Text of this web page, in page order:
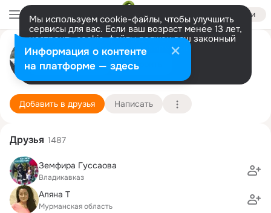
Войти
Мы используем cookie-файлы, чтобы улучшить
сервисы для вас. Если ваш возраст менее 13 лет,
настроить cookie-файлы должен ваш законный
представитель. Больше информации
Разрешить все Настроить
Сергей Федосеев
Владикавказ
23 школа
Подробнее
Добавить в друзья Написать
Друзья 1487
Земфира Гуссаова
Владикавказ
Аляна Т
Мурманская область
Информация о контенте
на платформе — здесь